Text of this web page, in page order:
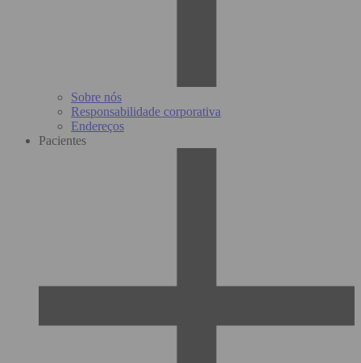
Sobre nós
Responsabilidade corporativa
Endereços
Pacientes